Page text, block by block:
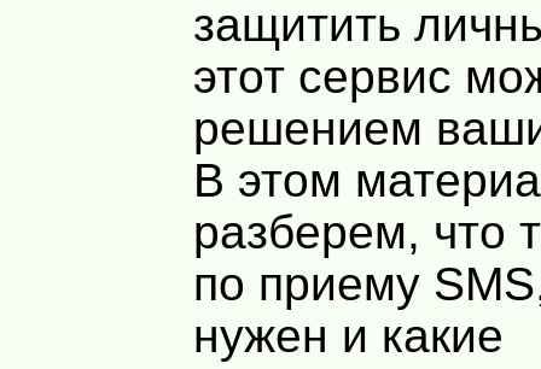
защитить
этот сервис
решением
В этом
разберем, что
по приему
нужен и какие